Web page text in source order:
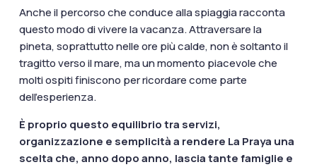
Anche il percorso che conduce alla spiaggia racconta
questo modo di vivere la vacanza. Attraversare la
pineta, soprattutto nelle ore più calde, non è soltanto il
tragitto verso il mare, ma un momento piacevole che
molti ospiti finiscono per ricordare come parte
dell'esperienza.
È proprio questo equilibrio tra servizi,
organizzazione e semplicità a rendere La Praya una
scelta che, anno dopo anno, lascia tante famiglie e